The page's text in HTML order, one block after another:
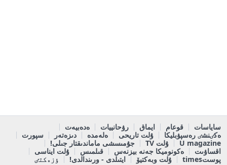
ساياسات قوعام ايماق رۋحانييات
ەدەبيەت
ەكٸنشٸ رەسپۋبليكا
ۇلت تاريحى ەلەمدە دىزەتەر
سپورت
U magazine
ۇلت TV
جۇمىسشى ماماندىقتار جىلى!
اقساۋىت
ەكونوميكا جەنە بيزنەس قىلمىس
ۇلت ايناسى
پوستtimes
ۇلت وبەكتيۆ ايتىلدى - ورىندالدى! ٶزەكتٸ